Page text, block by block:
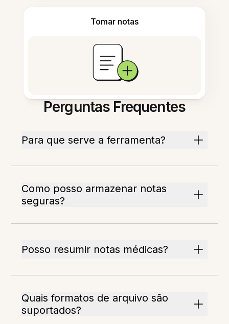
Tomar notas
Perguntas Frequentes
Para que serve a ferramenta?
Como posso armazenar notas
seguras?
Posso resumir notas médicas?
Quais formatos de arquivo são
suportados?